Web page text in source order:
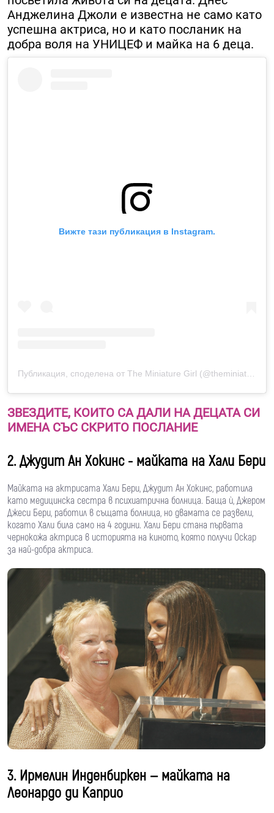
Анджелина Джоли е известна не само като
успешна актриса, но и като посланик на
добра воля на УНИЦЕФ и майка на 6 деца.
Вижте тази публикация в Instagram.
ЗВЕЗДИТЕ, КОИТО СА ДАЛИ НА ДЕЦАТА СИ
ИМЕНА СЪС СКРИТО ПОСЛАНИЕ
2. Джудит Ан Хокинс - майката на Хали Бери
Майката на актрисата Хали Бери, Джудит Ан Хокинс, работила
като медицинска сестра в психиатрична болница. Баща ѝ, Джером
Джеси Бери, работил в същата болница, но двамата се развели,
когато Хали била само на 4 години. Хали Бери стана първата
чернокожа актриса в историята на киното, която получи Оскар
за най-добра актриса.
3. Ирмелин Инденбиркен — майката на
Леонардо ди Каприо